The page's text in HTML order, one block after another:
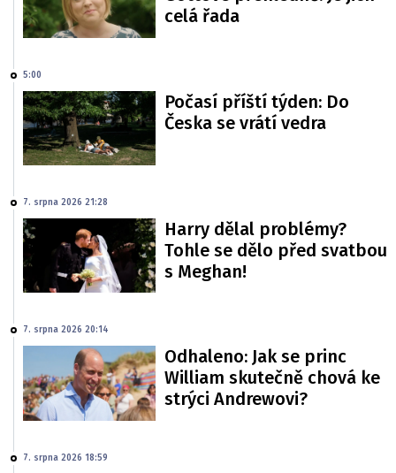
celá řada
5:00
Počasí příští týden: Do
Česka se vrátí vedra
7. srpna 2026 21:28
Harry dělal problémy?
Tohle se dělo před svatbou
s Meghan!
7. srpna 2026 20:14
Odhaleno: Jak se princ
William skutečně chová ke
strýci Andrewovi?
7. srpna 2026 18:59